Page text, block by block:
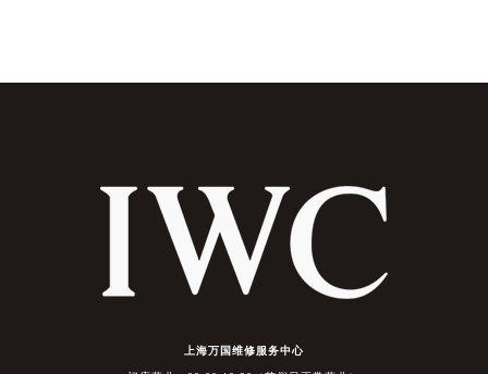
上海万国维修服务中心